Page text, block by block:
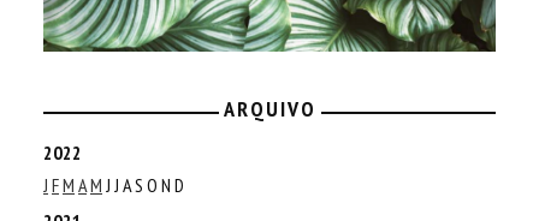
ARQUIVO
2022
J FM AM J J AS O N D